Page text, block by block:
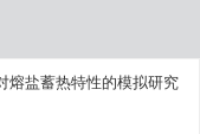
熔盐蓄热特性的模拟研究